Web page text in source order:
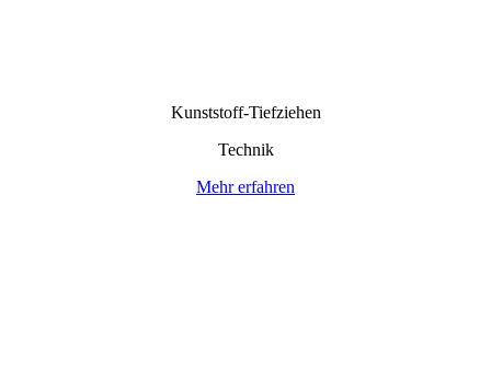
Kunststoff-Tiefziehen
Technik
Mehr erfahren